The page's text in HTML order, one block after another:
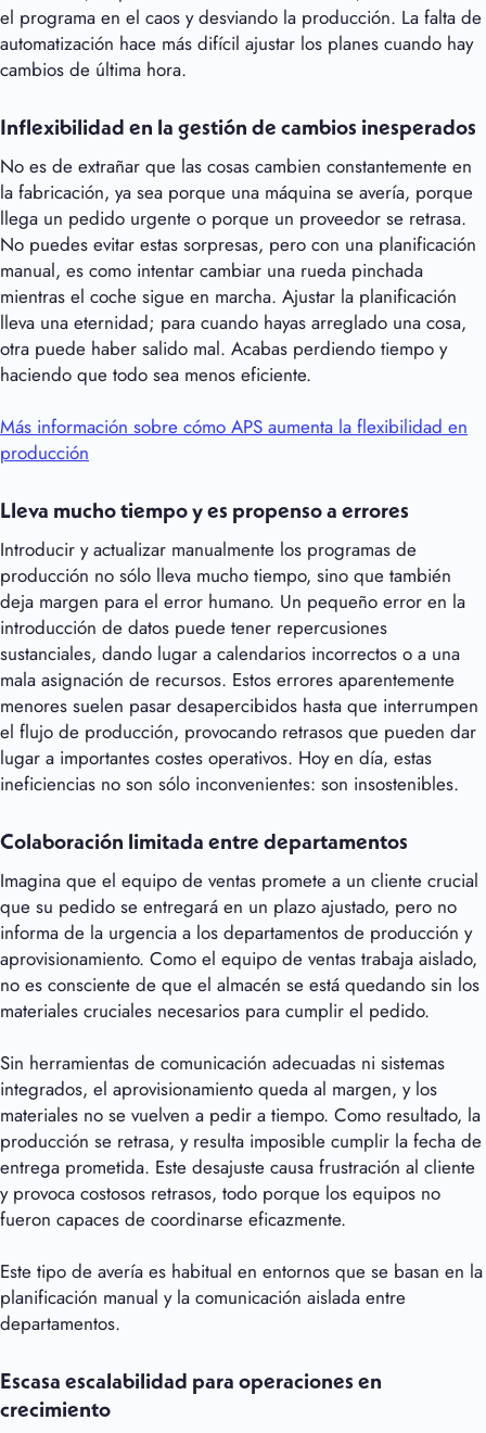
el programa en el caos y desviando la producción. La falta de
automatización hace más difícil ajustar los planes cuando hay
cambios de última hora.
Inflexibilidad en la gestión de cambios inesperados
No es de extrañar que las cosas cambien constantemente en
la fabricación, ya sea porque una máquina se avería, porque
llega un pedido urgente o porque un proveedor se retrasa.
No puedes evitar estas sorpresas, pero con una planificación
manual, es como intentar cambiar una rueda pinchada
mientras el coche sigue en marcha. Ajustar la planificación
lleva una eternidad; para cuando hayas arreglado una cosa,
otra puede haber salido mal. Acabas perdiendo tiempo y
haciendo que todo sea menos eficiente.
Más información sobre cómo APS aumenta la flexibilidad en
producción
Lleva mucho tiempo y es propenso a errores
Introducir y actualizar manualmente los programas de
producción no sólo lleva mucho tiempo, sino que también
deja margen para el error humano. Un pequeño error en la
introducción de datos puede tener repercusiones
sustanciales, dando lugar a calendarios incorrectos o a una
mala asignación de recursos. Estos errores aparentemente
menores suelen pasar desapercibidos hasta que interrumpen
el flujo de producción, provocando retrasos que pueden dar
lugar a importantes costes operativos. Hoy en día, estas
ineficiencias no son sólo inconvenientes: son insostenibles.
Colaboración limitada entre departamentos
Imagina que el equipo de ventas promete a un cliente crucial
que su pedido se entregará en un plazo ajustado, pero no
informa de la urgencia a los departamentos de producción y
aprovisionamiento. Como el equipo de ventas trabaja aislado,
no es consciente de que el almacén se está quedando sin los
materiales cruciales necesarios para cumplir el pedido.
Sin herramientas de comunicación adecuadas ni sistemas
integrados, el aprovisionamiento queda al margen, y los
materiales no se vuelven a pedir a tiempo. Como resultado, la
producción se retrasa, y resulta imposible cumplir la fecha de
entrega prometida. Este desajuste causa frustración al cliente
y provoca costosos retrasos, todo porque los equipos no
fueron capaces de coordinarse eficazmente.
Este tipo de avería es habitual en entornos que se basan en la
planificación manual y la comunicación aislada entre
departamentos.
Escasa escalabilidad para operaciones en
crecimiento